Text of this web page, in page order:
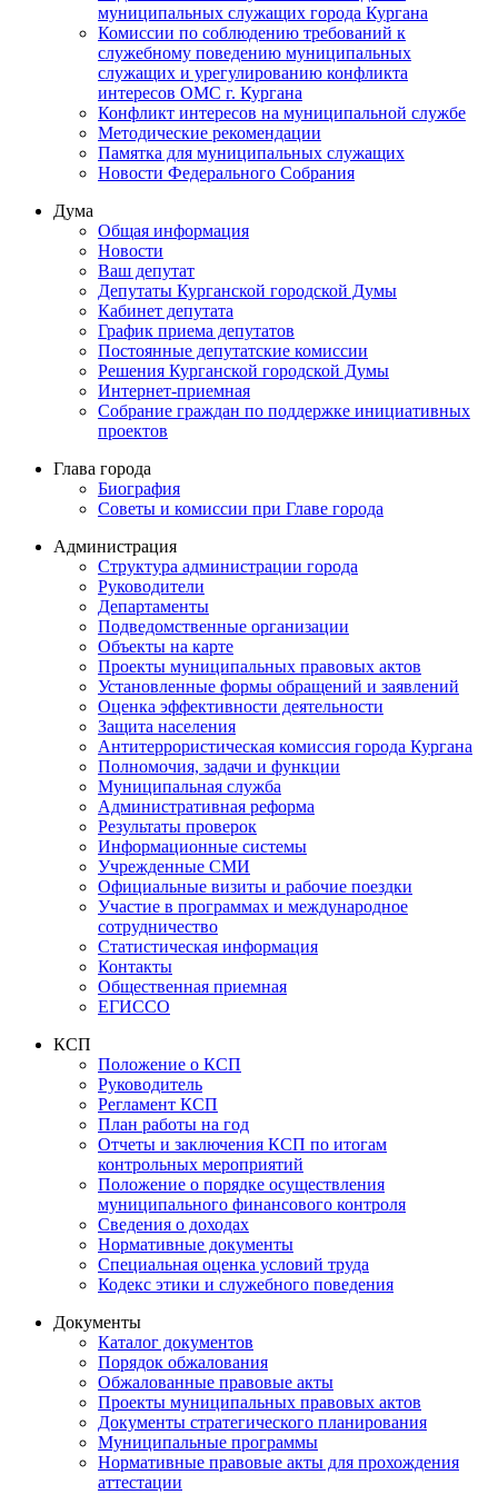
муниципальных служащих города Кургана
Комиссии по соблюдению требований к
служебному поведению муниципальных
служащих и урегулированию конфликта
интересов ОМС г. Кургана
Конфликт интересов на муниципальной службе
Методические рекомендации
Памятка для муниципальных служащих
Новости Федерального Cобрания
Дума
Общая информация
Новости
Ваш депутат
Депутаты Курганской городской Думы
Кабинет депутата
График приема депутатов
Постоянные депутатские комиссии
Решения Курганской городской Думы
Интернет-приемная
Собрание граждан по поддержке инициативных
проектов
Глава города
Биография
Советы и комиссии при Главе города
Администрация
Структура администрации города
Руководители
Департаменты
Подведомственные организации
Объекты на карте
Проекты муниципальных правовых актов
Установленные формы обращений и заявлений
Оценка эффективности деятельности
Защита населения
Антитеррористическая комиссия города Кургана
Полномочия, задачи и функции
Муниципальная служба
Административная реформа
Результаты проверок
Информационные системы
Учрежденные СМИ
Официальные визиты и рабочие поездки
Участие в программах и международное
сотрудничество
Статистическая информация
Контакты
Общественная приемная
ЕГИССО
КСП
Положение о КСП
Руководитель
Регламент КСП
План работы на год
Отчеты и заключения КСП по итогам
контрольных мероприятий
Положение о порядке осуществления
муниципального финансового контроля
Сведения о доходах
Нормативные документы
Специальная оценка условий труда
Кодекс этики и служебного поведения
Документы
Каталог документов
Порядок обжалования
Обжалованные правовые акты
Проекты муниципальных правовых актов
Документы стратегического планирования
Муниципальные программы
Нормативные правовые акты для прохождения
аттестации